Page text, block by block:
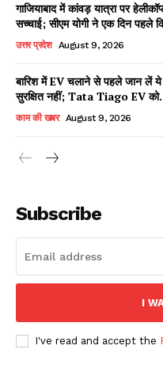
गाजियाबाद में कांवड़ यात्रा पर
सच्चाई; सीएम योगी ने एक दिन पहले
उत्तर प्रदेश August 9, 2026
बारिश में EV चलाने से पहले जान लें ये
सुरक्षित नहीं; Tata Tiago EV
काम की खबर August 9, 2026
Subscribe
I
I've read and accept the